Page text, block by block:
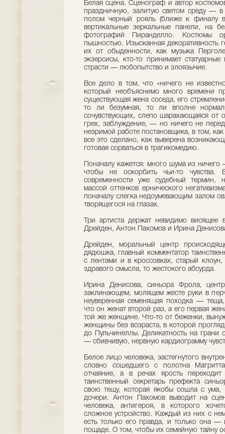
Белая сцена. Сценограф и автор
праздничную, залитую светом среду —
полом черный рояль (ближе к финалу
вертикальные зеркальные панели, на
фотографий Пиранделло. Костюмы
пышностью. Изысканная декоративность
их от обыденности, как музыка
экзерсисы, кто-то принимает
страсти — любопытство и злоязычие.
Все дело в том, что «ничего не
который необъяснимо много времени
существующая жена соседа, его
то ли безумная, то ли вполне
сочувствующих, слепо шарахающаяся от
грех, заблуждение, — но ничего не
незримой работе постановщика, в том,
все это сделано, как выверена
готовая сорваться в трагикомедию.
Поначалу кажется: много шума из
чтобы не оскорбить чьи-то чувства.
современности уже судебный термин,
массой оттенков ернического
поначалу слегка недоумевающим залом
творящегося на глазах.
Три артиста держат невидимо
Дрейден, Антон Пахомов и Ирина
Дрейден, моральный центр
дядюшка, главный комментатор
с лентами и в кроссовках, старый
здравого смысла, то жестокого абсурда.
Ирина Денисова, синьора Фрола,
заклинающем, молящем жесте руки в
неуверенная семенящая походка —
что он женат второй раз, а его первая
той же женщине. Что-то от беженки,
женщины без возраста, в которой
до Пульчинеллы. Деликатность на грани
— сбивчивую, нервную кардиограмму
Белое лицо человека, застегнутого
словно сошедшего с полотна
отчаяние, а в речах ярость
таинственный секретарь префекта
свою тещу, которая якобы сошла с ума,
дочери. Антон Пахомов выводит на
человека, антигероя, в которого
сложное устройство. Каждый из них с
есть только его правда, и только она
пощаде. О том, чтобы их семейную тайну